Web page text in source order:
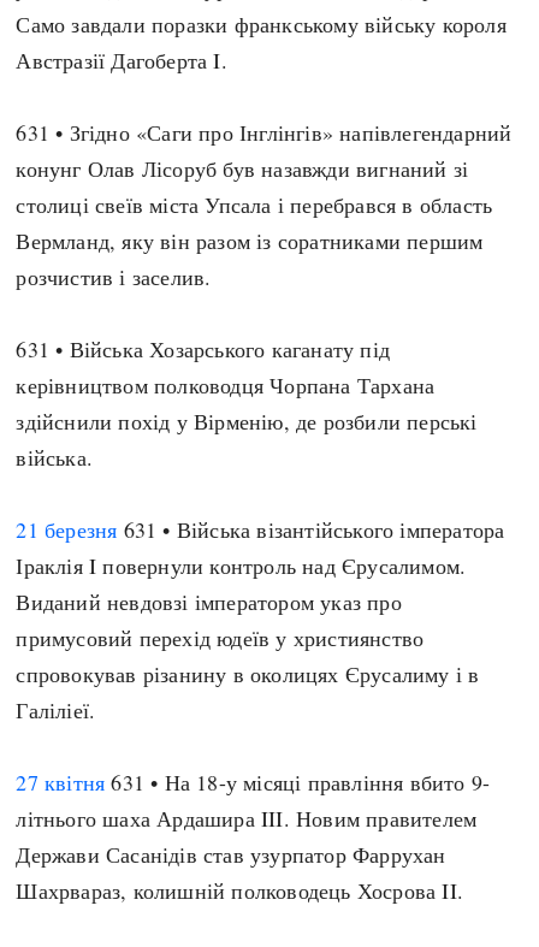
Само завдали поразки франкському війську короля
Австразії Дагоберта I.
631 • Згідно «Саги про Інглінгів» напівлегендарний
конунг Олав Лісоруб був назавжди вигнаний зі
столиці свеїв міста Упсала і перебрався в область
Вермланд, яку він разом із соратниками першим
розчистив і заселив.
631 • Війська Хозарського каганату під
керівництвом полководця Чорпана Тархана
здійснили похід у Вірменію, де розбили перські
війська.
21 березня 631 • Війська візантійського імператора
Іраклія I повернули контроль над Єрусалимом.
Виданий невдовзі імператором указ про
примусовий перехід юдеїв у християнство
спровокував різанину в околицях Єрусалиму і в
Галіліеї.
27 квітня 631 • На 18-у місяці правління вбито 9-
літнього шаха Ардашира III. Новим правителем
Держави Сасанідів став узурпатор Фаррухан
Шахрвараз, колишній полководець Хосрова II.